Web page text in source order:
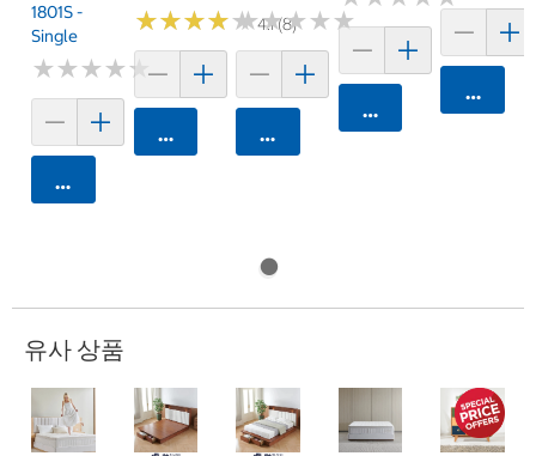
1801S -
Single
★★★★★
★★★★★
카트에 담기
★★★★★
★★★★★4.1 (8)
카트에 담기
★★★★★
★★★★★
카트에 담기
카트에 담기
카트에
유사 상품